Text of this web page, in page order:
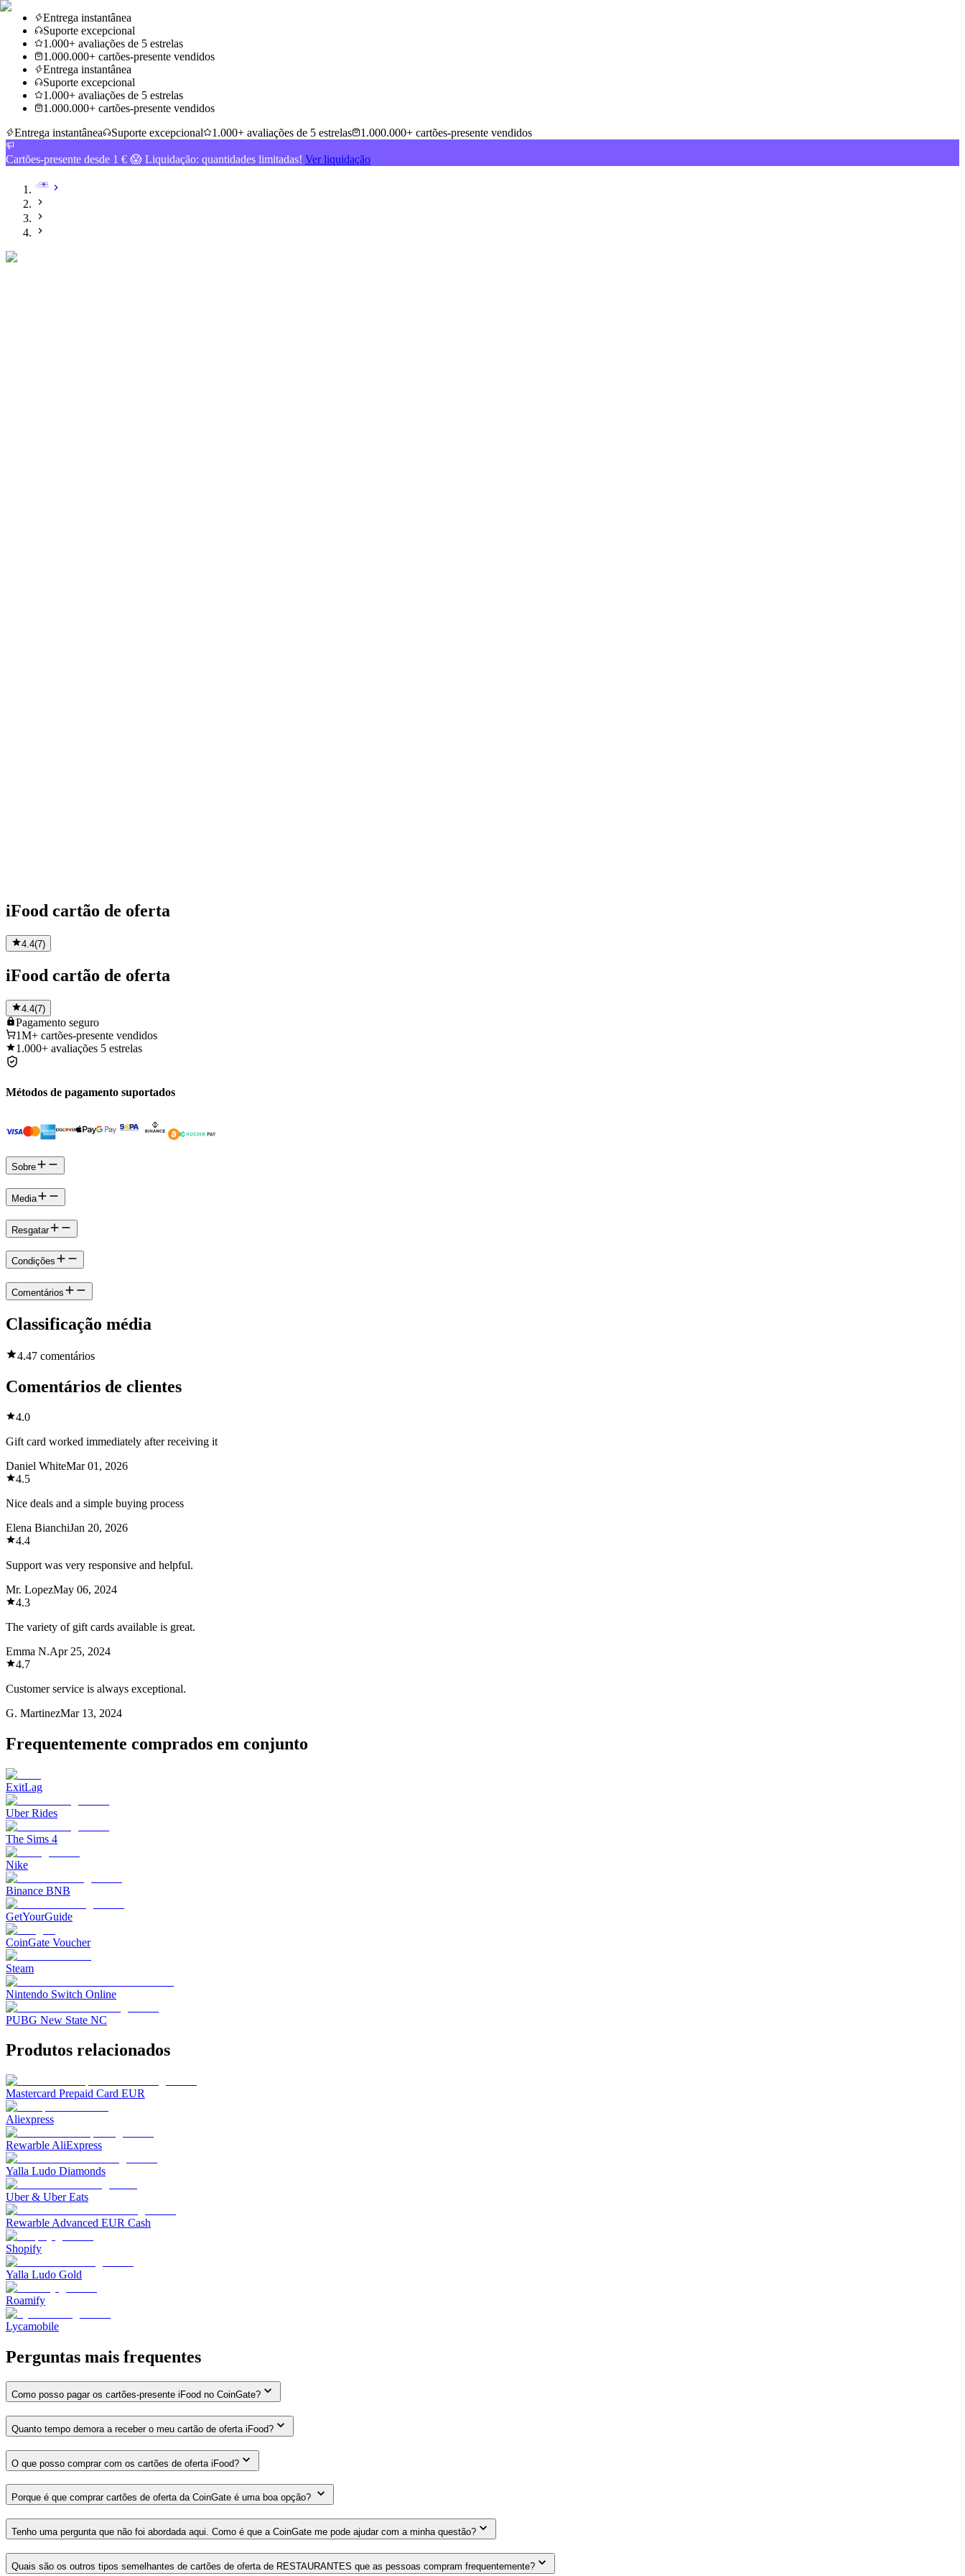
Entrega instantânea
Suporte excepcional
1.000+ avaliações de 5 estrelas
1.000.000+ cartões-presente vendidos
Entrega instantânea
Suporte excepcional
1.000+ avaliações de 5 estrelas
1.000.000+ cartões-presente vendidos
Entrega instantânea
Suporte excepcional 1.000+ avaliações de 5 estrelas 1.000.000+ cartões-presente vendidos
Cartões-presente desde 1 € 😱 Liquidação: quantidades limitadas! Ver liquidação
iFood cartão de oferta
4.4(7)
iFood cartão de oferta
4.4(7)
Pagamento seguro
1M+ cartões-presente vendidos
1.000+ avaliações 5 estrelas
Métodos de pagamento suportados
Sobre
Media
Resgatar
Condições
Comentários
Classificação média
4.47 comentários
Comentários de clientes
4.0
Gift card worked immediately after receiving it
Daniel WhiteMar 01, 2026
4.5
Nice deals and a simple buying process
Elena BianchiJan 20, 2026
4.4
Support was very responsive and helpful.
Mr. LopezMay 06, 2024
4.3
The variety of gift cards available is great.
Emma N.Apr 25, 2024
4.7
Customer service is always exceptional.
G. MartinezMar 13, 2024
Frequentemente comprados em conjunto
ExitLag
Uber Rides
The Sims 4
Nike
Binance BNB
GetYourGuide
CoinGate Voucher
Steam
Nintendo Switch Online
PUBG New State NC
Produtos relacionados
Mastercard Prepaid Card EUR
Aliexpress
Rewarble AliExpress
Yalla Ludo Diamonds
Uber & Uber Eats
Rewarble Advanced EUR Cash
Shopify
Yalla Ludo Gold
Roamify
Lycamobile
Perguntas mais frequentes
Como posso pagar os cartões-presente iFood no CoinGate?
Quanto tempo demora a receber o meu cartão de oferta iFood?
O que posso comprar com os cartões de oferta iFood?
Porque é que comprar cartões de oferta da CoinGate é uma boa opção?
Tenho uma pergunta que não foi abordada aqui. Como é que a CoinGate me pode ajudar com a minha questão?
Quais são os outros tipos semelhantes de cartões de oferta de RESTAURANTES que as pessoas compram frequentemente?